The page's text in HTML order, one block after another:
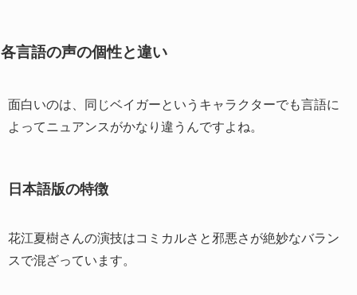
各言語の声の個性と違い
面白いのは、同じベイガーというキャラクターでも言語に
よってニュアンスがかなり違うんですよね。
日本語版の特徴
花江夏樹さんの演技はコミカルさと邪悪さが絶妙なバラン
スで混ざっています。